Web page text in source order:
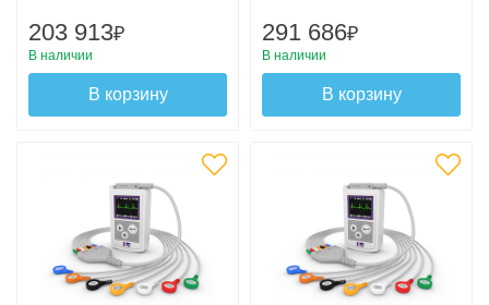
203 913₽
В наличии
В корзину
291 686₽
В наличии
В корзину